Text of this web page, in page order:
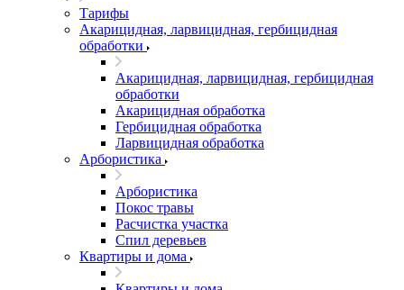
Тарифы
Акарицидная, ларвицидная, гербицидная
обработки
Акарицидная, ларвицидная, гербицидная
обработки
Акарицидная обработка
Гербицидная обработка
Ларвицидная обработка
Арбористика
Арбористика
Покос травы
Расчистка участка
Спил деревьев
Квартиры и дома